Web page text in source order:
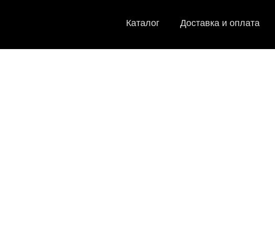
Каталог Доставка и оплата